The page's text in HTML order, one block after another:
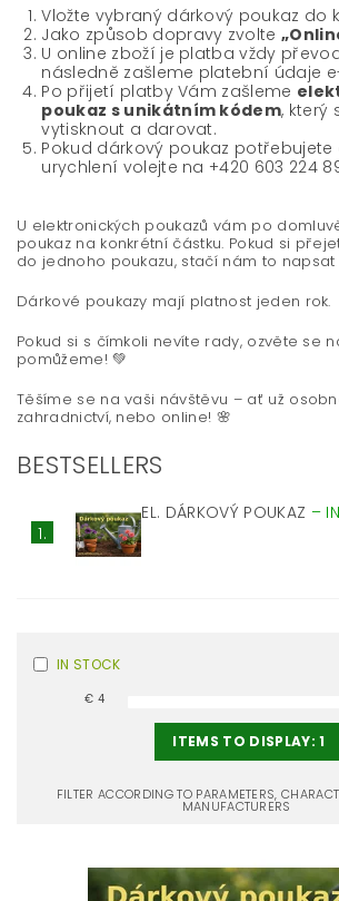
Vložte vybraný dárkový poukaz do
Jako způsob dopravy zvolte
U online zboží je platba vždy
následně zašleme platební údaje
Po přijetí platby Vám zašleme
poukaz s unikátním kódem, který
vytisknout a darovat.
Pokud dárkový poukaz
urychlení volejte na +420 603 224
U elektronických poukazů vám po
poukaz na konkrétní částku. Pokud si
do jednoho poukazu, stačí nám to napsat
Dárkové poukazy mají platnost jeden rok.
Pokud si s čímkoli nevíte rady, ozvěte se
pomůžeme! 💚
Těšíme se na vaši návštěvu – ať už
zahradnictví, nebo online! 🌸
BESTSELLERS
1.
EL. DÁRKOVÝ POUKAZ –
IN STOCK
€4
ITEMS TO DISPLAY:1
FILTER ACCORDING TO PARAMETERS,
MANUFACTURERS